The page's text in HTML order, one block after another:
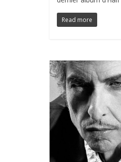
Read more